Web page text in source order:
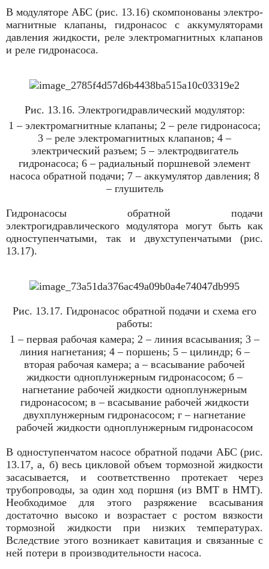
В модуляторе АБС (рис. 13.16) скомпонованы электро­
магнитные клапаны, гидронасос с аккумуляторами
давления жидкости, реле электромагнитных клапанов
и реле гидронасоса.
Рис. 13.16. Электрогидравлический модулятор:
1 – электромагнитные клапаны; 2 – реле гидронасоса;
3 – реле электромагнитных клапанов; 4 –
электрический разъем; 5 – электродвигатель
гидронасоса; 6 – радиаль­ный поршневой элемент
насоса обратной подачи; 7 – аккумулятор давления; 8
– глушитель
Гидронасосы обратной подачи
электрогидравлического модулятора могут быть как
одноступенчатыми, так и двухступенчатыми (рис.
13.17).
Рис. 13.17. Гидронасос обратной подачи и схема его
работы:
1 – первая рабочая камера; 2 – линия всасывания; 3 –
линия нагнетания; 4 – поршень; 5 – цилиндр; 6 –
вторая рабочая камера; а – всасывание рабочей
жидкости одноплунжерным гидронасосом; б –
нагнетание рабочей жидкости одноплунжерным
гидронасосом; в – всасывание рабочей жидкости
двухплунжерным гидронасосом; г – нагнетание
рабочей жидкости одноплунжерным гидронасосом
В одноступенчатом насосе обратной подачи АБС (рис.
13.17, а, б) весь цикловой объем тормозной жидкости
засасывается, и соответственно протекает через
трубопроводы, за один ход поршня (из ВМТ в НМТ).
Необходимое для этого разряжение всасывания
достаточно высоко и возрастает с ростом вязкости
тормозной жидкости при низких температурах.
Вследствие этого возникает кавитация и связанные с
ней потери в производительности насоса.